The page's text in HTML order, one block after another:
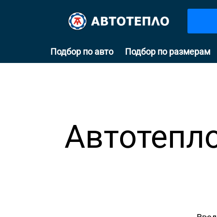
Подбор по авто Подбор по размерам